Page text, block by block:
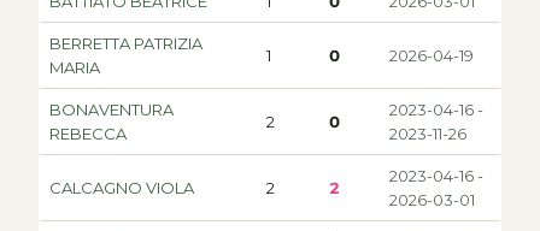
BERRETTA PATRIZIA
MARIA
1 0 2026-04-19
BONAVENTURA
REBECCA
2 0
2023-04-16 -
2023-11-26
CALCAGNO VIOLA 2 2
2023-04-16 -
2026-03-01